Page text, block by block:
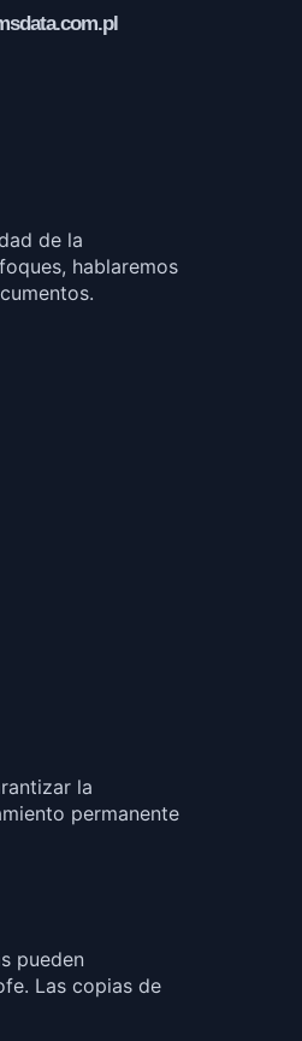
de la
hablaremos
la
permanente
pueden
Las copias de